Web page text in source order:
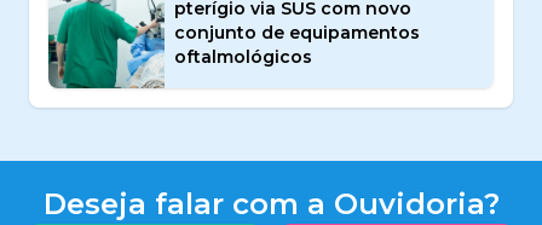
pterígio via SUS com novo
conjunto de equipamentos
oftalmológicos
Deseja falar com a Ouvidoria?